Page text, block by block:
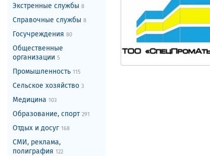
Экстренные службы 8
Справочные службы 8
Госучреждения 80
Общественные
организации 5
Промышленность 115
Сельское хозяйство 3
Медицина 103
Образование, спорт 291
Отдых и досуг 168
СМИ, реклама,
полиграфия 122